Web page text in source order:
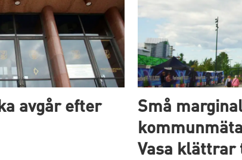
avgår efter
Små
Vasa